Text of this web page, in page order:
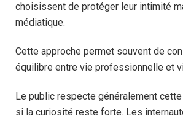
choisissent de protéger leur intimité
médiatique.
Cette approche permet souvent de
équilibre entre vie professionnelle et
Le public respecte généralement
si la curiosité reste forte. Les